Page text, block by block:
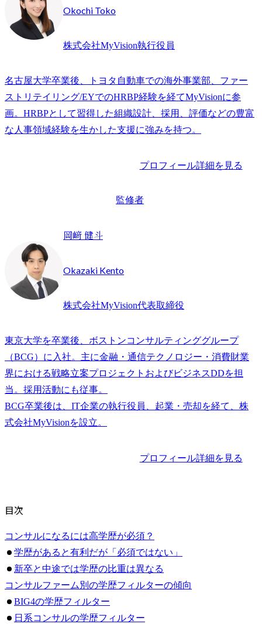
Okochi Toko
株式会社MyVision執行役員
名古屋大学卒業後、トヨタ自動車での海外事業部、ファー
ストリテイリング/EYでのHRBP経験を経てMyVisionに参
画。HRBPとして習得した組織設計、採用、評価などの豊富
な人事領域経験を生かした支援に強みを持つ。
プロフィール詳細を見る
監修者
岡﨑 健斗
Okazaki Kento
株式会社MyVision代表取締役
東京大学を卒業後、ボストンコンサルティンググループ
（BCG）に入社。主に金融・通信テクノロジー・消費財業
界における戦略立案プロジェクトおよびビジネスDDを担
当。採用活動にも従事。
BCG卒業後は、IT企業の執行役員、起業・売却を経て、株
プロフィール詳細を見る
目次
コンサルになるには高学歴が必須？
学歴があると有利だが「必須ではない」
新卒と中途では学歴の比重は異なる
コンサルファーム別の学歴フィルターの傾向
BIG4の学歴フィルター
日系コンサルの学歴フィルター